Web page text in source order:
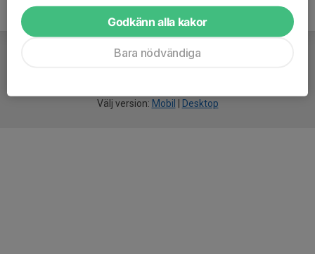
Välj version: Mobil Desktop
Godkänn alla kakor
Bara nödvändiga